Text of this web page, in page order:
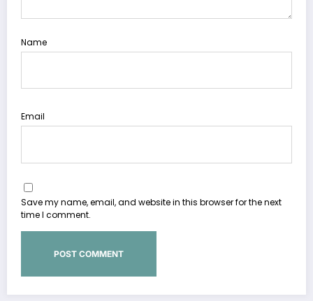
Name
Email
Save my name, email, and website in this browser for the next
time I comment.